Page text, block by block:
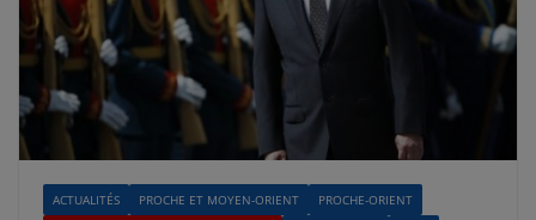
ACTUALITÉS PROCHE ET MOYEN-ORIENT
PROCHE-ORIENT